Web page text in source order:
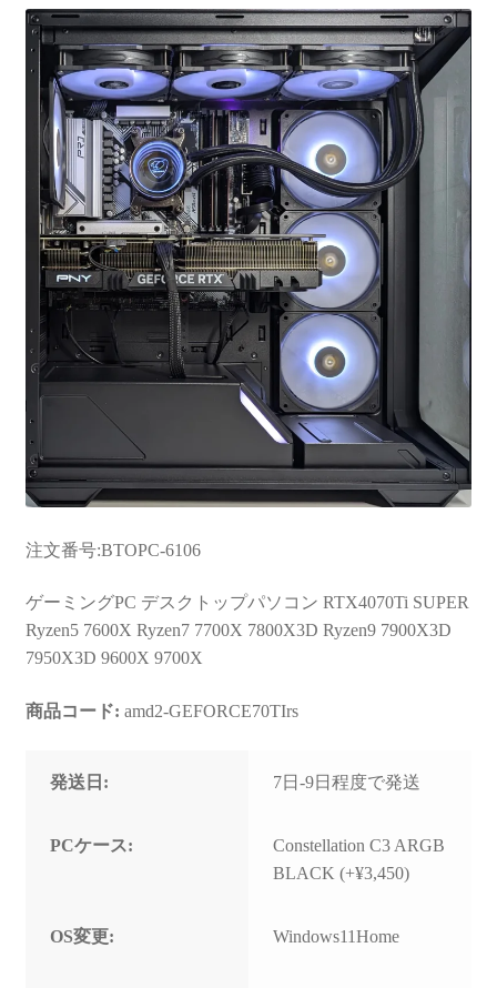
フルカスタマイズ相談
みんなのPC組立履歴
ご使用時にあたって
注文番号:BTOPC-6106
ゲーミングPC デスクトップパソコン RTX4070Ti SUPER
Ryzen5 7600X Ryzen7 7700X 7800X3D Ryzen9 7900X3D
7950X3D 9600X 9700X
商品コード: amd2-GEFORCE70TIrs
発送日: 7日-9日程度で発送
PCケース:
Constellation C3 ARGB
BLACK (+¥3,450)
OS変更: Windows11Home